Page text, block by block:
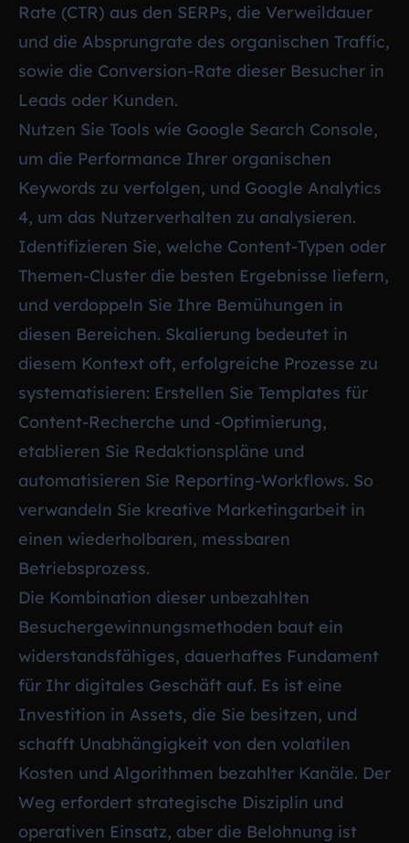
Rate (CTR) aus den SERPs, die Verweildauer
und die Absprungrate des organischen Traffic,
sowie die Conversion-Rate dieser Besucher in
Leads oder Kunden.
Nutzen Sie Tools wie Google Search Console,
um die Performance Ihrer organischen
Keywords zu verfolgen, und Google Analytics
4, um das Nutzerverhalten zu analysieren.
Identifizieren Sie, welche Content-Typen oder
Themen-Cluster die besten Ergebnisse liefern,
und verdoppeln Sie Ihre Bemühungen in
diesen Bereichen. Skalierung bedeutet in
diesem Kontext oft, erfolgreiche Prozesse zu
systematisieren: Erstellen Sie Templates für
Content-Recherche und -Optimierung,
etablieren Sie Redaktionspläne und
automatisieren Sie Reporting-Workflows. So
verwandeln Sie kreative Marketingarbeit in
einen wiederholbaren, messbaren
Betriebsprozess.
Die Kombination dieser unbezahlten
Besuchergewinnungsmethoden baut ein
widerstandsfähiges, dauerhaftes Fundament
für Ihr digitales Geschäft auf. Es ist eine
Investition in Assets, die Sie besitzen, und
schafft Unabhängigkeit von den volatilen
Kosten und Algorithmen bezahlter Kanäle. Der
Weg erfordert strategische Disziplin und
operativen Einsatz, aber die Belohnung ist